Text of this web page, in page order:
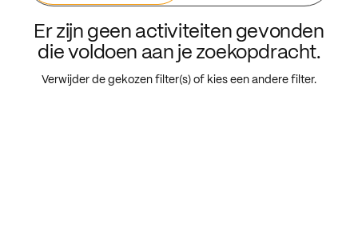
Er zijn geen activiteiten gevonden
die voldoen aan je zoekopdracht.
Verwijder de gekozen filter(s) of kies een andere filter.